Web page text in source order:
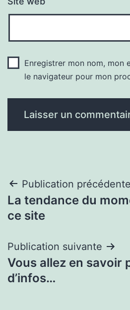
Enregistrer mon nom, mon
le navigateur pour mon
Navigation
de
Publication précédente
La tendance du
ce site
Publication suivante
Vous allez en savoir
d’infos…